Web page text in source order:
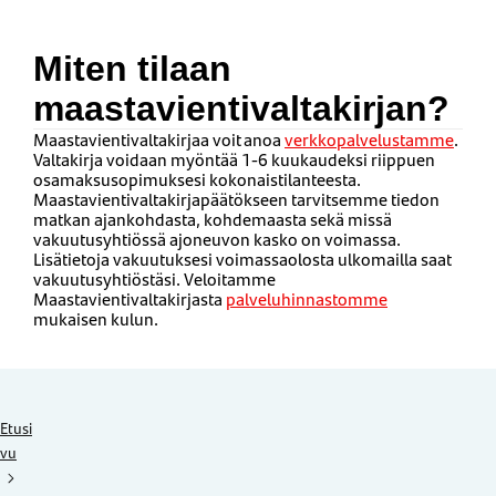
Miten tilaan
maastavientivaltakirjan?
Maastavientivaltakirjaa voit anoaverkkopalvelustamme.
Valtakirja voidaan myöntää 1-6 kuukaudeksi riippuen
osamaksusopimuksesi kokonaistilanteesta.
Maastavientivaltakirjapäätökseen tarvitsemme tiedon
matkan ajankohdasta, kohdemaasta sekä missä
vakuutusyhtiössä ajoneuvon kasko on voimassa.
Lisätietoja vakuutuksesi voimassaolosta ulkomailla saat
vakuutusyhtiöstäsi. Veloitamme
Maastavientivaltakirjasta palveluhinnastomme
mukaisen kulun.
Etusi
vu